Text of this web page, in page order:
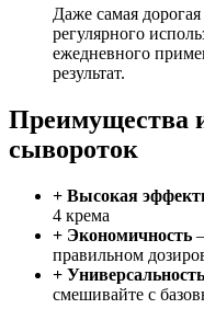
Даже самая
регулярного
ежедневного
результат.
Преимущества
сывороток
+ Высокая
4 крема
+ Экономичность
правильном
+ Универсальность
смешивайте с